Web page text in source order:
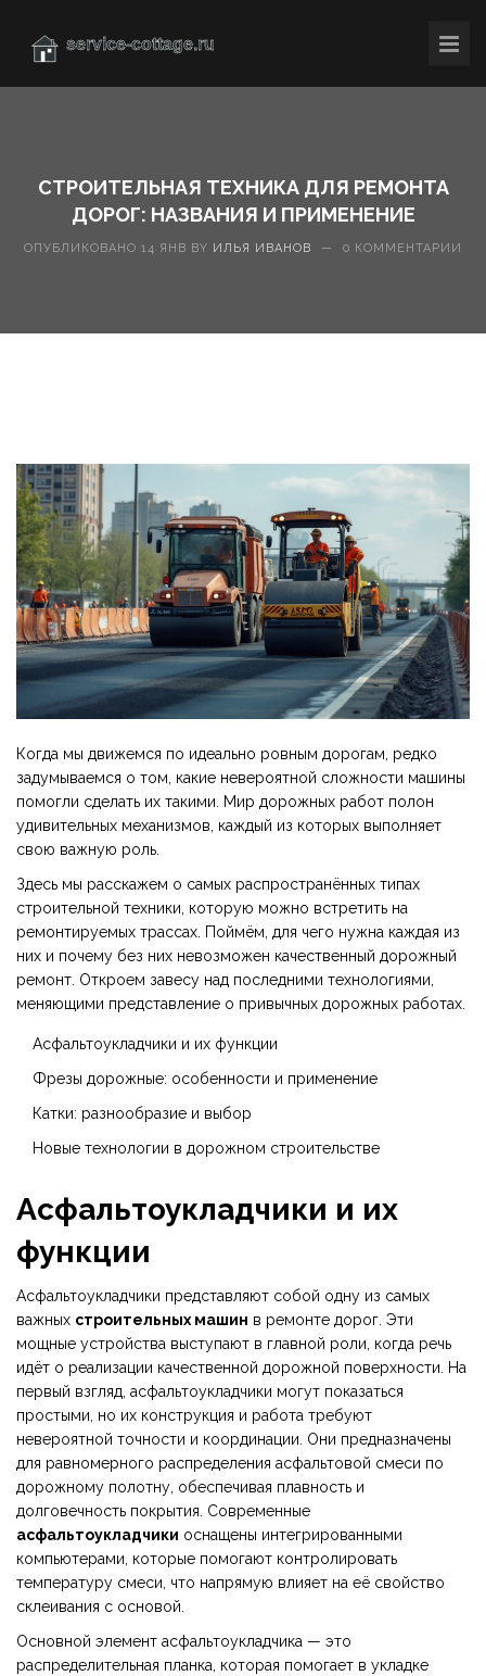
СТРОИТЕЛЬНАЯ ТЕХНИКА ДЛЯ РЕМОНТА
ДОРОГ: НАЗВАНИЯ И ПРИМЕНЕНИЕ
ОПУБЛИКОВАНО 14 ЯНВ BY ИЛЬЯ ИВАНОВ — 0 КОММЕНТАРИИ
Когда мы движемся по идеально ровным дорогам, редко
задумываемся о том, какие невероятной сложности машины
помогли сделать их такими. Мир дорожных работ полон
удивительных механизмов, каждый из которых выполняет
свою важную роль.
Здесь мы расскажем о самых распространённых типах
строительной техники, которую можно встретить на
ремонтируемых трассах. Поймём, для чего нужна каждая из
них и почему без них невозможен качественный дорожный
ремонт. Откроем завесу над последними технологиями,
меняющими представление о привычных дорожных работах.
Асфальтоукладчики и их функции
Фрезы дорожные: особенности и применение
Катки: разнообразие и выбор
Новые технологии в дорожном строительстве
Асфальтоукладчики и их
функции
Асфальтоукладчики представляют собой одну из самых
важных строительных машин в ремонте дорог. Эти
мощные устройства выступают в главной роли, когда речь
идёт о реализации качественной дорожной поверхности. На
первый взгляд, асфальтоукладчики могут показаться
простыми, но их конструкция и работа требуют
невероятной точности и координации. Они предназначены
для равномерного распределения асфальтовой смеси по
дорожному полотну, обеспечивая плавность и
долговечность покрытия. Современные
асфальтоукладчики оснащены интегрированными
компьютерами, которые помогают контролировать
температуру смеси, что напрямую влияет на её свойство
склеивания с основой.
Основной элемент асфальтоукладчика — это
распределительная планка, которая помогает в укладке